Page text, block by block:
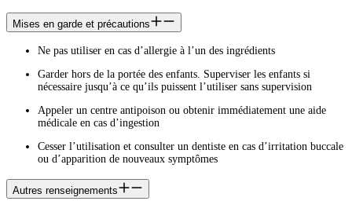
Mises en garde et précautions
Ne pas utiliser en cas d’allergie à l’un des ingrédients
Garder hors de la portée des enfants. Superviser les enfants si
nécessaire jusqu’à ce qu’ils puissent l’utiliser sans supervision
Appeler un centre antipoison ou obtenir immédiatement une aide
médicale en cas d’ingestion
Cesser l’utilisation et consulter un dentiste en cas d’irritation buccale
ou d’apparition de nouveaux symptômes
Autres renseignements